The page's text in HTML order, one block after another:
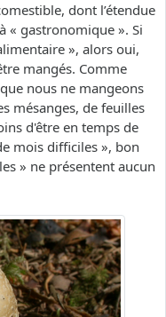
dont l’étendue
« gastronomique ». Si
», alors oui,
mangés. Comme
nous ne mangeons
mésanges, de feuilles
d'être en temps de
mois difficiles », bon
» ne présentent aucun